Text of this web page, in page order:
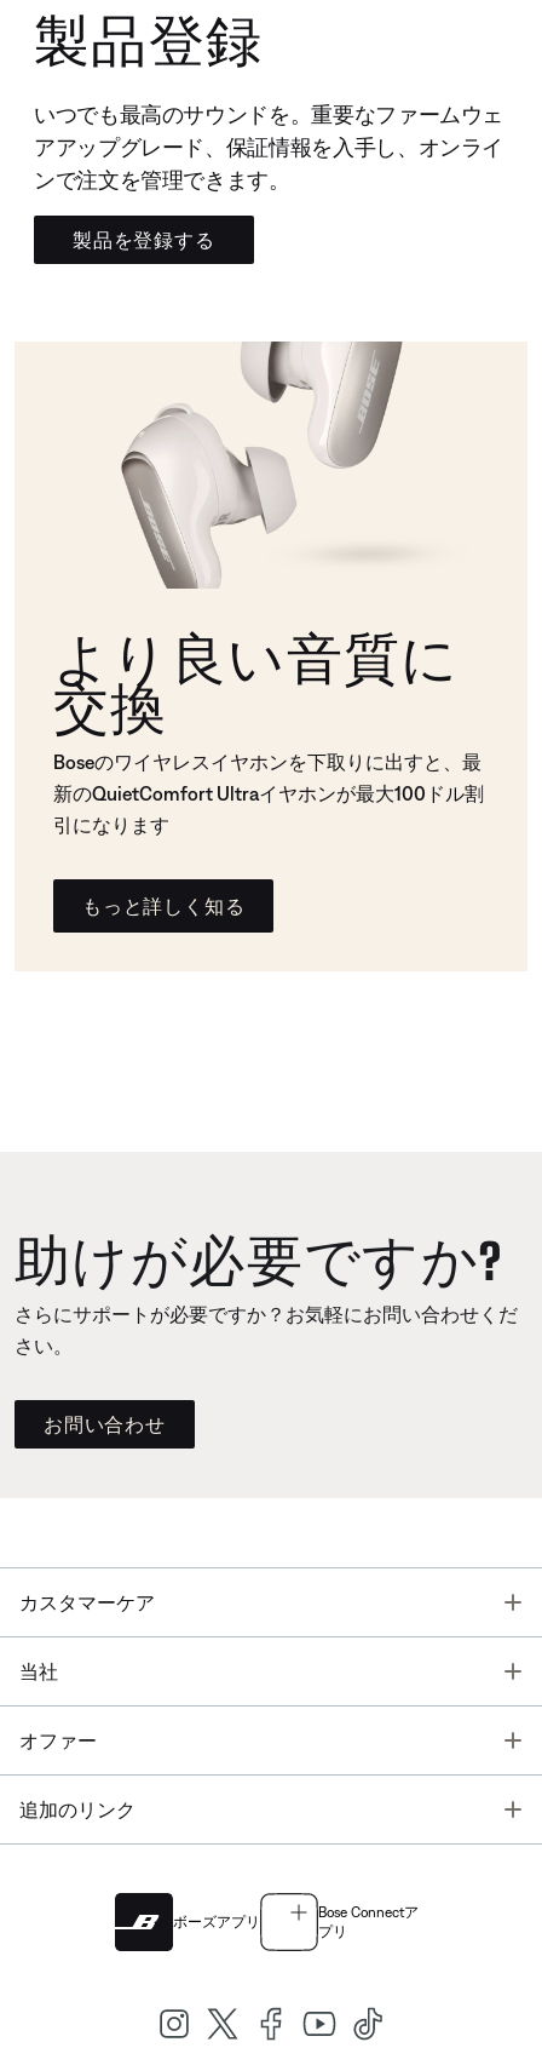
製品登録
いつでも最高のサウンドを。重要なファームウェ
アアップグレード、保証情報を入手し、オンライ
ンで注文を管理できます。
製品を登録する
より良い音質に
交換
Boseのワイヤレスイヤホンを下取りに出すと、最
新のQuietComfort Ultraイヤホンが最大100ドル割
引になります
もっと詳しく知る
助けが必要ですか?
さらにサポートが必要ですか？お気軽にお問い合わせくだ
さい。
お問い合わせ
カスタマーケア
当社
オファー
追加のリンク
ボーズアプリ
Bose Connectア
プリ